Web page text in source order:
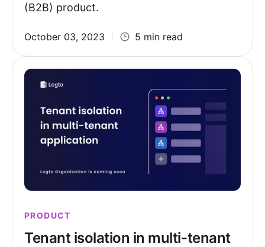
(B2B) product.
October 03, 2023 5 min read
PRODUCT
Tenant isolation in multi-tenant